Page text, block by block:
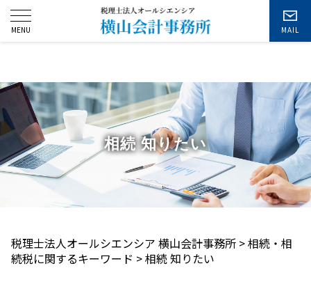
お問い合わせ
相続 知りたい
税理士法人オールシエンシア 横山会計事務所 >相続・相
続税に関するキーワード >相続 知りたい